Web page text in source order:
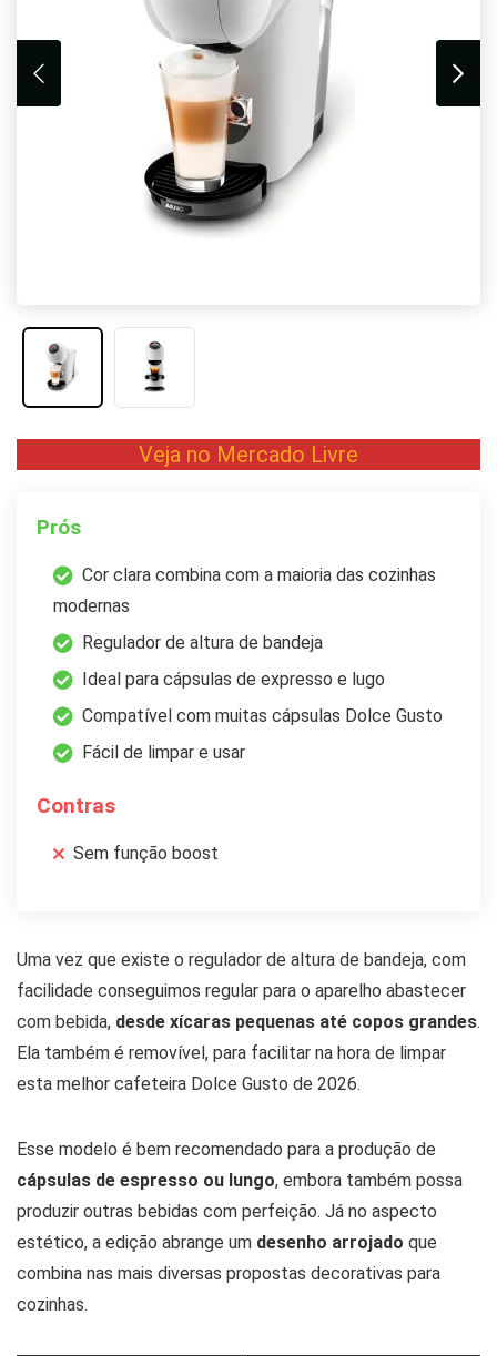
Veja no Mercado Livre
Prós
Cor clara combina com a maioria das cozinhas
modernas
Regulador de altura de bandeja
Ideal para cápsulas de expresso e lugo
Compatível com muitas cápsulas Dolce Gusto
Fácil de limpar e usar
Contras
Sem função boost
Uma vez que existe o regulador de altura de bandeja, com
facilidade conseguimos regular para o aparelho abastecer
com bebida, desde xícaras pequenas até copos grandes.
Ela também é removível, para facilitar na hora de limpar
esta melhor cafeteira Dolce Gusto de 2026.
Esse modelo é bem recomendado para a produção de
cápsulas de espresso ou lungo, embora também possa
produzir outras bebidas com perfeição. Já no aspecto
estético, a edição abrange um desenho arrojado que
combina nas mais diversas propostas decorativas para
cozinhas.